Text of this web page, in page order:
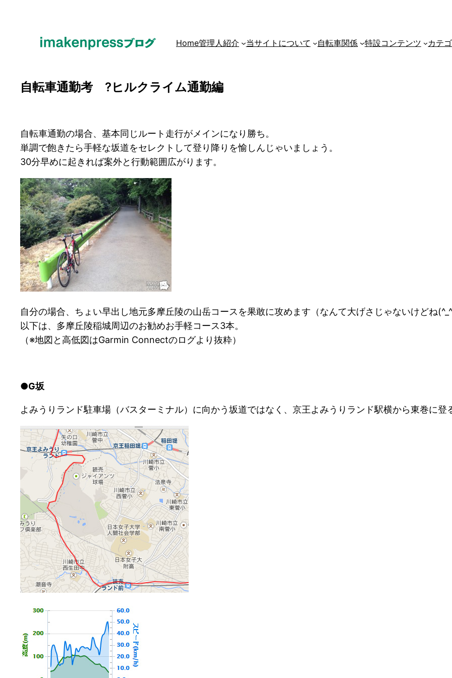
Home管理人紹介 当サイトについて 自転車関係 特設コンテンツ カテ
自転車通勤考 ?ヒルクライム通勤編
自転車通勤の場合、基本同じルート走行がメインになり勝ち。
単調で飽きたら手軽な坂道をセレクトして登り降りを愉しんじゃいましょう。
30分早めに起きれば案外と行動範囲広がります。
自分の場合、ちょい早出し地元多摩丘陵の山岳コースを果敢に攻めます（なんて大げさじゃないけどね
以下は、多摩丘陵稲城周辺のお勧めお手軽コース3本。
（※地図と高低図はGarmin Connectのログより抜粋）
●G坂
よみうりランド駐車場（バスターミナル）に向かう坂道ではなく、京王よみうりランド駅横から東巻に登